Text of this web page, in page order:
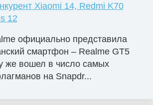
Xiaomi 14, Redmi K70
12
официально представила
смартфон – Realme GT5
же вошел в число самых
на Snapdr...